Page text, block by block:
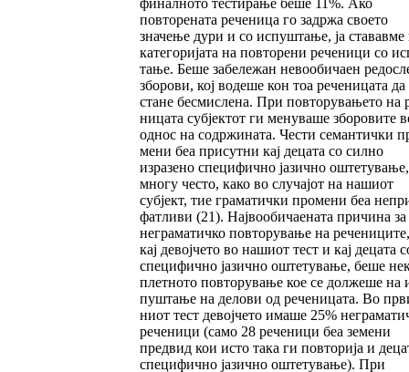
финал­но­то тестирање беше 11%. Ако
повторената ре­че­ни­­ца го задржа своето
значење дури и со ис­пуш­­тање, ја ста­вавме
категоријата на повто­рени реченици со
та­ње. Беше забележан не­воо­бичаен
зборови, кој водеше кон тоа речени­цата да
стане бесмислена. При пов­то­рувањето на
ни­цата субјектот ги ме­ну­­ва­ше зборовите
однос на содржината. Чес­ти семантички
мени беа присутни кај децата со силно
изразено специфично јазично
многу чес­то, како во случајот на на­шиот
субјект, тие граматички промени беа
фат­ливи (21). Највообичаената причина за
неграматич­ко пов­то­рување на
кај девојчето во нашиот тест и кај децата
спе­цифично ја­зич­но оштетување, беше
плет­ното повто­ру­вање кое се должеше на
пуш­тање на дело­ви од реченицата. Во
ни­от тест девојчето има­ше 25%
ре­че­ници (само 28 рече­ници беа земени
предвид кои исто така ги пов­торија и
специ­фич­но јазично ош­те­тување). При